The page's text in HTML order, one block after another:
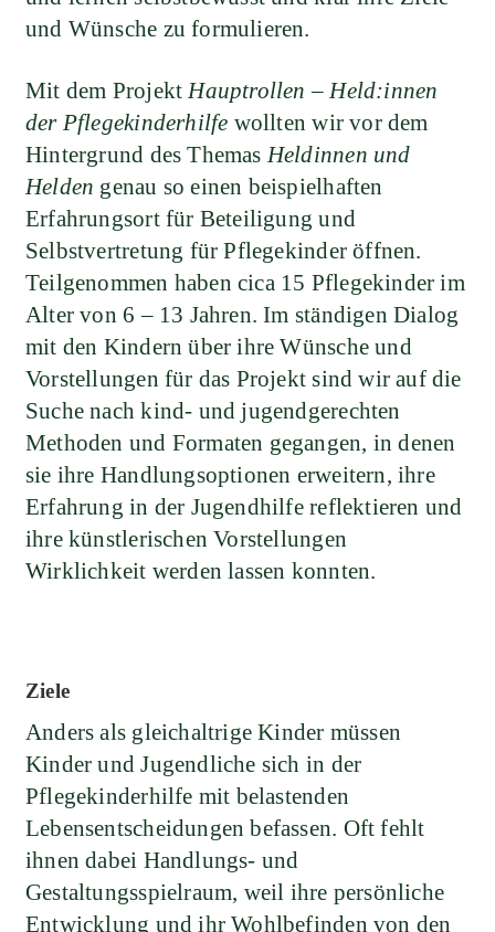
und Wünsche zu formulieren.
Mit dem ProjektHauptrollen – Held:innen
der Pflegekinderhilfe wollten wir vor dem
Hintergrund des Themas Heldinnen und
Helden genau so einen beispielhaften
Erfahrungsort für Beteiligung und
Selbstvertretung für Pflegekinder öffnen.
Teilgenommen haben cica 15 Pflegekinder im
Alter von 6 – 13 Jahren. Im ständigen Dialog
mit den Kindern über ihre Wünsche und
Vorstellungen für das Projekt sind wir auf die
Suche nach kind- und jugendgerechten
Methoden und Formaten gegangen, in denen
sie ihre Handlungsoptionen erweitern, ihre
Erfahrung in der Jugendhilfe reflektieren und
ihre künstlerischen Vorstellungen
Wirklichkeit werden lassen konnten.
Ziele
Anders als gleichaltrige Kinder müssen
Kinder und Jugendliche sich in der
Pflegekinderhilfe mit belastenden
Lebensentscheidungen befassen. Oft fehlt
ihnen dabei Handlungs- und
Gestaltungsspielraum, weil ihre persönliche
Entwicklung und ihr Wohlbefinden von den